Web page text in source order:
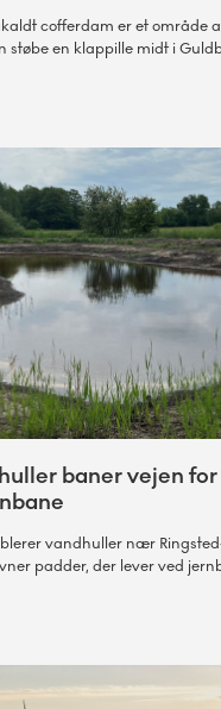
cofferdam er et område
støbe en klappille midt i
baner vejen
vandhuller nær
padder, der lever ved